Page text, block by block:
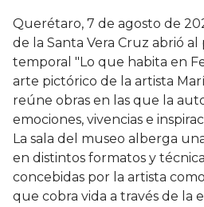
Querétaro, 7 de agosto de
de la Santa Vera Cruz abrió
temporal "Lo que habita en
arte pictórico de la artista
reúne obras en las que la
emociones, vivencias e
La sala del museo alberga
en distintos formatos y
concebidas por la artista
que cobra vida a través de la